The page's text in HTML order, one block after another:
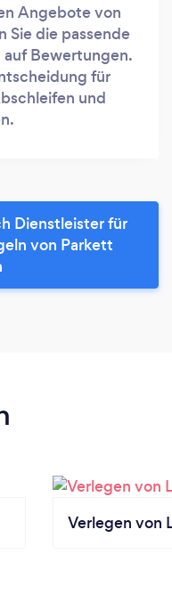
Angebote von
Sie die passende
auf Bewertungen.
für
und
Dienstleister für
von Parkett
Verlegen von